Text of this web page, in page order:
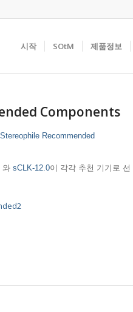
시작 SOtM 제품정보
Components
Recommended
와 sCLK-12.0이 각각 추천 기기로 선